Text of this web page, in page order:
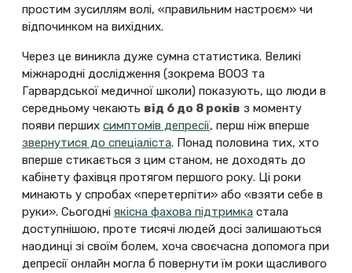
простим зусиллям волі, «правильним настроєм» чи
відпочинком на вихідних.
Через це виникла дуже сумна статистика. Великі
міжнародні дослідження (зокрема ВООЗ та
Гарвардської медичної школи) показують, що люди в
середньому чекають від 6 до 8 років з моменту
появи перших симптомів депресії, перш ніж вперше
звернутися до спеціаліста. Понад половина тих, хто
вперше стикається з цим станом, не доходять до
кабінету фахівця протягом першого року. Ці роки
минають у спробах «перетерпіти» або «взяти себе в
руки». Сьогодні якісна фахова підтримка стала
доступнішою, проте тисячі людей досі залишаються
наодинці зі своїм болем, хоча своєчасна допомога при
депресії онлайн могла б повернути їм роки щасливого